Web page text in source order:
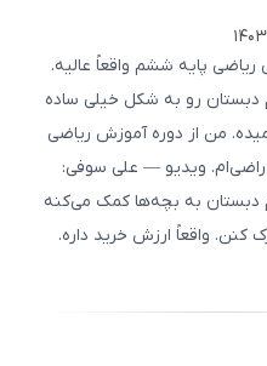
پایه ششم واقعاً عالیه.
رو به شکل خیلی ساده
من از دوره آموزش ریاضی
ویدیو — علی سوفی:
به بچه‌ها کمک می‌کنه
کنن. واقعاً ارزش خرید داره.